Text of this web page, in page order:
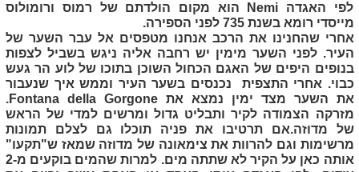
לפי האגדה Nemi
הוא מקום הולדתם של רמוס ורומולוס
מייסדי רומא בשנת 735 לפני הספירה.
אחרי שהחנינו את הרכב אנחנו מטפסים אל עבר השער של
העיר. לפני השער מימין יש רחבה אליה ניגש בשביל לצפות
בנופים היפים של האגם הכחול השוכן בתוכו של לוע הר געש
כבוי. אחרי התצפית נכנסים בשער העיר וממש איך שנעבור
את השער מצד ימין נמצא אתFontana della Gorgone
.
מזרקה הצמודה לקיר ותבליט גדול ומרשים למדי של הראש
של מדוזה.אם תרטיבו את פניה תוכלו גם לצלם תמונות
מרשימות וגם להרוות את צימאונה של מדוזה שמאז ש"תקעו"
אותה כאן על הקיר לא שתתה מים. למרות שהמים בוקעים מ-2